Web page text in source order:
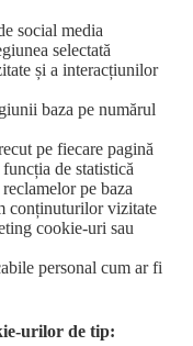
social media
selectată
și a interacțiunilor
baza pe numărul
pe fiecare pagină
de statistică
pe baza
conținuturilor vizitate
cookie-uri sau
personal cum ar fi
urilor de tip: